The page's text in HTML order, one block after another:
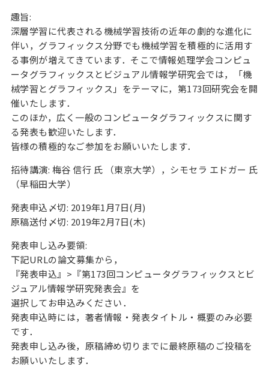
趣旨:
深層学習に代表される機械学習技術の近年の劇的な進化に
伴い，グラフィックス分野でも機械学習を積極的に活用す
る事例が増えてきています．そこで情報処理学会コンピュ
ータグラフィックスとビジュアル情報学研究会では，「機
械学習とグラフィックス」をテーマに，第173回研究会を開
催いたします．
このほか，広く一般のコンピュータグラフィックスに関す
る発表も歓迎いたします．
皆様の積極的なご参加をお願いいたします．
招待講演: 梅谷 信行 氏 （東京大学），シモセラ エドガー 氏
（早稲田大学）
発表申込〆切: 2019年1月7日(月)
原稿送付〆切: 2019年2月7日(木)
発表申し込み要領:
下記URLの論文募集から，
『発表申込』>『第173回コンピュータグラフィックスとビ
ジュアル情報学研究発表会』を
選択してお申込みください．
発表申込時には，著者情報・発表タイトル・概要のみ必要
です．
発表申し込み後，原稿締め切りまでに最終原稿のご投稿を
お願いいたします．